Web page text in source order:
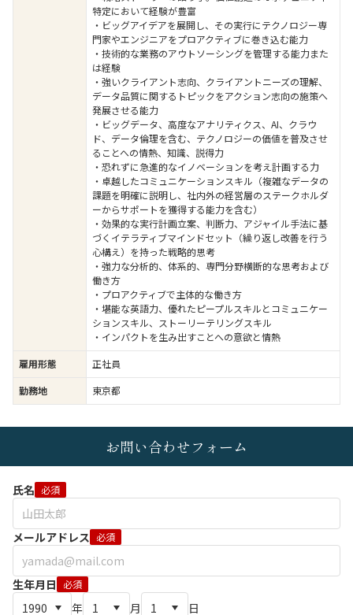
特定において経験が豊富
・ビッグアイデアを展開し、その実行にテクノロジー専
門家やエンジニアをプロアクティブに巻き込む能力
・技術的な業務のアウトソーシングを管理する能力また
は経験
・強いクライアント志向、クライアントニーズの理解、
データ品質に関するトピックをアクション志向の施策へ
発展させる能力
・ビッグデータ、高度なアナリティクス、AI、クラウ
ド、データ倫理を含む、テクノロジーの価値を普及させ
ることへの情熱、知識、説得力
・恐れずに急進的なイノベーションを考え計画する力
・卓越したコミュニケーションスキル（複雑なデータの
課題を明確に説明し、社内外の経営層のステークホルダ
ーからサポートを獲得する能力を含む）
・効果的な実行計画立案、判断力、アジャイル手法に基
づくイテラティブマインドセット（繰り返し改善を行う
心構え）を持った戦略的思考
・強力な分析的、体系的、専門分野横断的な思考および
働き方
・プロアクティブで主体的な働き方
・堪能な英語力、優れたピープルスキルとコミュニケー
ションスキル、ストーリーテリングスキル
・インパクトを生み出すことへの意欲と情熱
雇用形態
正社員
勤務地
東京都
お問い合わせフォーム
氏名 必須
メールアドレス 必須
生年月日 必須
年 月
日